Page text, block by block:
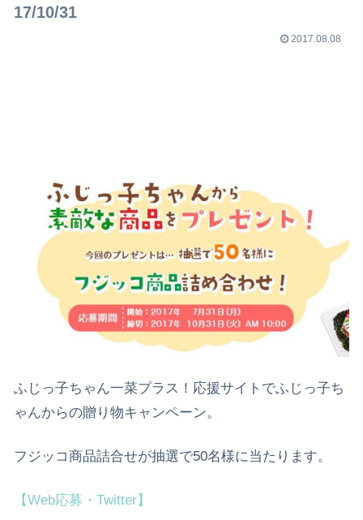
17/10/31
2017.08.08
ふじっ子ちゃん一菜プラス！応援サイトでふじっ子ち
ゃんからの贈り物キャンペーン。
フジッコ商品詰合せが抽選で50名様に当たります。
【Web応募・Twitter】